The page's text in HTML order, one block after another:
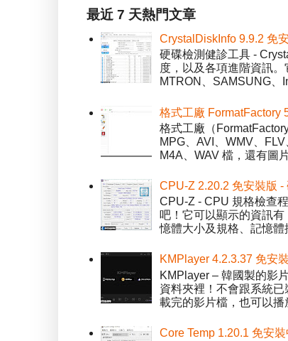
最近 7 天熱門文章
CrystalDiskInfo 9.9.2 免
硬碟檢測健診工具 -
度，以及各項進階資訊
MTRON、SAMSUNG、
格式工廠 FormatFactory
格式工廠（
MPG、AVI、WMV、
M4A、WAV 檔，還有圖
CPU-Z 2.20.2 免安裝版
CPU-Z - CPU 規格檢查
吧！它可以顯示的資訊
憶體大小及規格、記憶
KMPlayer 4.2.3.37 免安
KMPlayer – 韓國製的影
資料夾裡！不會跟系統
載完的影片檔，也可以
Core Temp 1.20.1 免安